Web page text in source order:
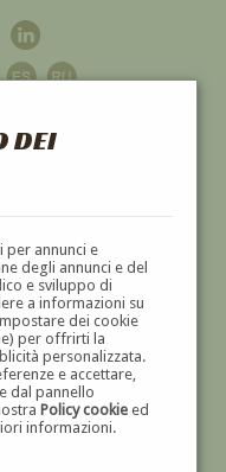
DEI
per annunci e
degli annunci e del
e sviluppo di
a informazioni su
dei cookie
per offrirti la
personalizzata.
e accettare,
dal pannello
Policy cookieed
informazioni.
'800 E '900